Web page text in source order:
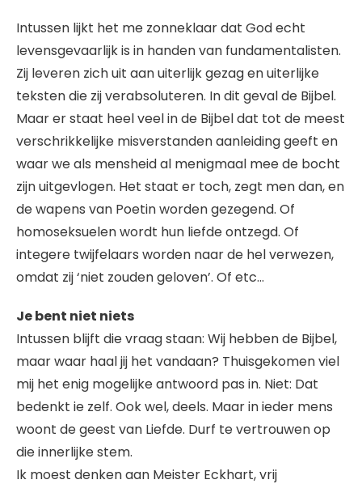
Intussen lijkt het me zonneklaar dat God echt
levensgevaarlijk is in handen van fundamentalisten.
Zij leveren zich uit aan uiterlijk gezag en uiterlijke
teksten die zij verabsoluteren. In dit geval de Bijbel.
Maar er staat heel veel in de Bijbel dat tot de meest
verschrikkelijke misverstanden aanleiding geeft en
waar we als mensheid al menigmaal mee de bocht
zijn uitgevlogen. Het staat er toch, zegt men dan, en
de wapens van Poetin worden gezegend. Of
homoseksuelen wordt hun liefde ontzegd. Of
integere twijfelaars worden naar de hel verwezen,
omdat zij ‘niet zouden geloven’. Of etc…
Je bent niet niets
Intussen blijft die vraag staan: Wij hebben de Bijbel,
maar waar haal jij het vandaan? Thuisgekomen viel
mij het enig mogelijke antwoord pas in. Niet: Dat
bedenkt ie zelf. Ook wel, deels. Maar in ieder mens
woont de geest van Liefde. Durf te vertrouwen op
die innerlijke stem.
Ik moest denken aan Meister Eckhart, vrij